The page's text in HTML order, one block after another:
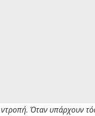
ντροπή. Όταν υπάρχουν